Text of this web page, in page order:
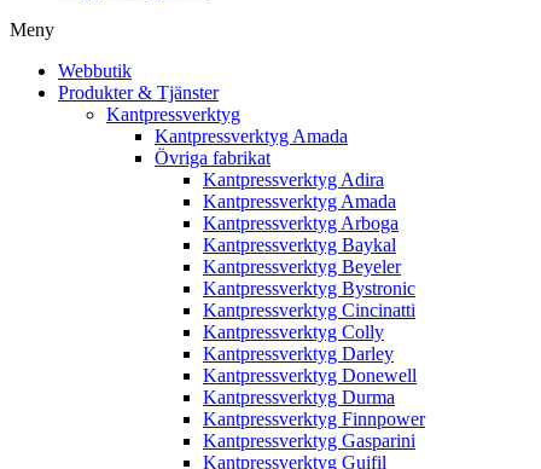
Meny
Webbutik
Produkter & Tjänster
Kantpressverktyg
Kantpressverktyg Amada
Övriga fabrikat
Kantpressverktyg Adira
Kantpressverktyg Amada
Kantpressverktyg Arboga
Kantpressverktyg Baykal
Kantpressverktyg Beyeler
Kantpressverktyg Bystronic
Kantpressverktyg Cincinatti
Kantpressverktyg Colly
Kantpressverktyg Darley
Kantpressverktyg Donewell
Kantpressverktyg Durma
Kantpressverktyg Finnpower
Kantpressverktyg Gasparini
Kantpressverktyg Guifil